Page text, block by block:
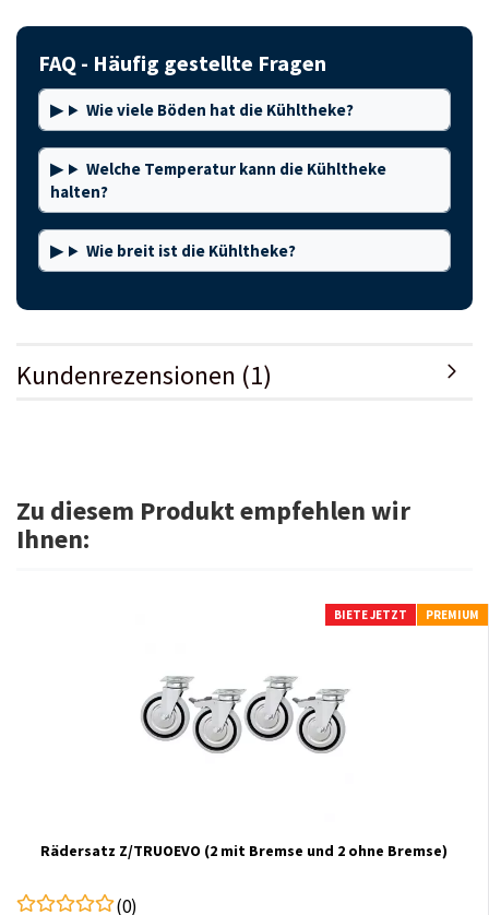
FAQ - Häufig gestellte Fragen
Wie viele Böden hat die Kühltheke?
Welche Temperatur kann die Kühltheke
halten?
Wie breit ist die Kühltheke?
Kundenrezensionen (1)
Zu diesem Produkt empfehlen wir
Ihnen:
BIETE JETZT PREMIUM
Rädersatz Z/TRUOEVO (2 mit Bremse und 2 ohne Bremse)
(0)